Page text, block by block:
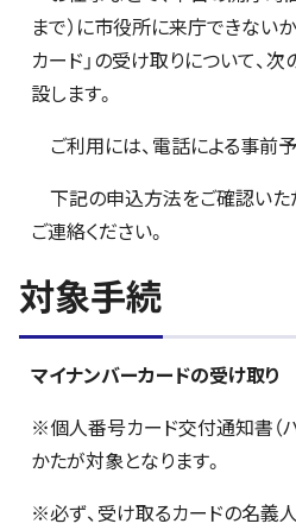
まで）に市役所に来庁できない
カード」の受け取りについて、
設します。
ご利用には、電話による事前
下記の申込方法をご確認いた
ご連絡ください。
対象手続
マイナンバーカードの受け取り
※個人番号カード交付通知書（
かたが対象となります。
※必ず、受け取るカードの名義